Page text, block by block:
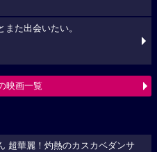
た出会いたい。
映画一覧
超華麗！灼熱のカスカベダンサ